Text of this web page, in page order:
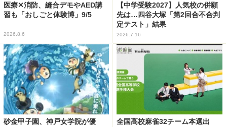
医療✕消防、縫合デモやAED講
習も「おしごと体験博」9/5
2026.8.6
【中学受験2027】人気校の併願
先は…四谷大塚「第2回合不合判
定テスト」結果
2026.7.16
砂金甲子園、神戸女学院が優
全国高校麻雀32チーム本選出